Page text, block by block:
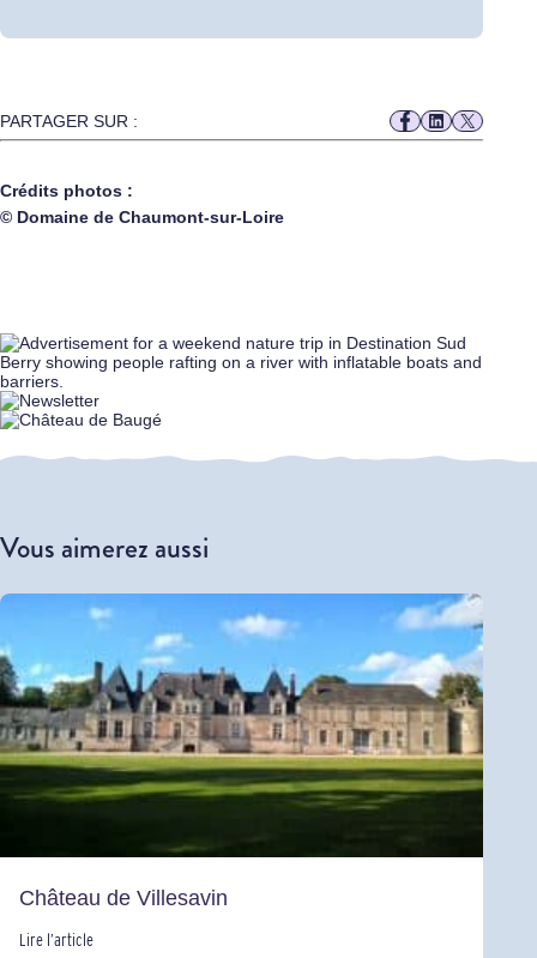
PARTAGER SUR :
Crédits photos :
© Domaine de Chaumont-sur-Loire
Vous aimerez aussi
Château de Villesavin
Lire l’article